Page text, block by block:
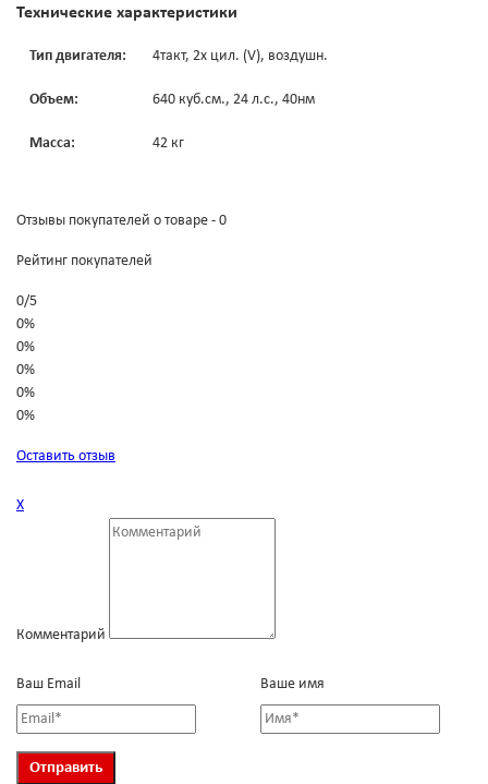
Технические характеристики
Тип двигателя: 4такт, 2х цил. (V), воздушн.
Объем: 640 куб.см., 24 л.с., 40нм
Масса: 42 кг
Отзывы покупателей о товаре - 0
Рейтинг покупателей
0/5
0%
0%
0%
0%
0%
Оставить отзыв
Х
Комментарий
Ваш Email Ваше имя